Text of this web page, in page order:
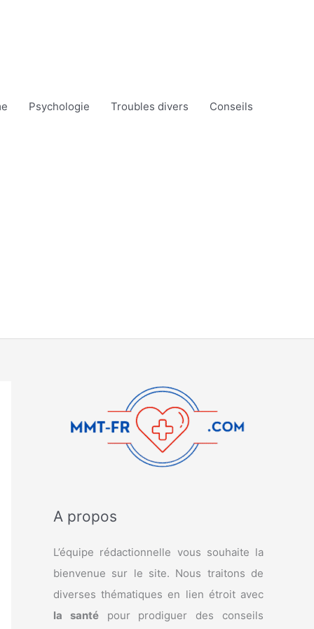
Psychologie Troubles divers Conseils
A propos
L’équipe rédactionnelle vous souhaite la
bienvenue sur le site. Nous traitons de
diverses thématiques en lien étroit avec
la santépour prodiguer des conseils